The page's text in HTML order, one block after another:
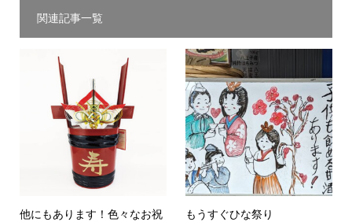
関連記事一覧
他にもあります！色々なお祝
もうすぐひな祭り